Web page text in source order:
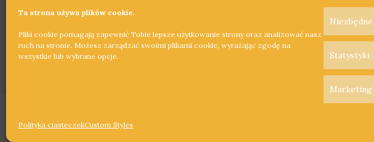
Ta strona używa plików cookie.
Pliki cookie pomagają zapewnić Tobie lepsze użytkowanie strony oraz analizować nasz
ruch na stronie. Możesz zarządzać swoimi plikami cookie, wyrażając zgodę na
wszystkie lub wybrane opcje.
Niezbędne
Statystyki
Marketing
Polityka ciasteczekCustom Styles
←Poprzedni Wpis